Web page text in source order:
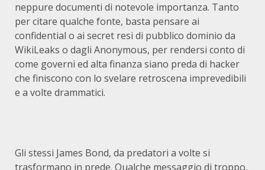
neppure documenti di notevole importanza. Tanto
per citare qualche fonte, basta pensare ai
confidential o ai secret resi di pubblico dominio da
WikiLeaks o dagli Anonymous, per rendersi conto di
come governi ed alta finanza siano preda di hacker
che finiscono con lo svelare retroscena imprevedibili
e a volte drammatici.
Gli stessi James Bond, da predatori a volte si
trasformano in prede. Qualche messaggio di troppo,